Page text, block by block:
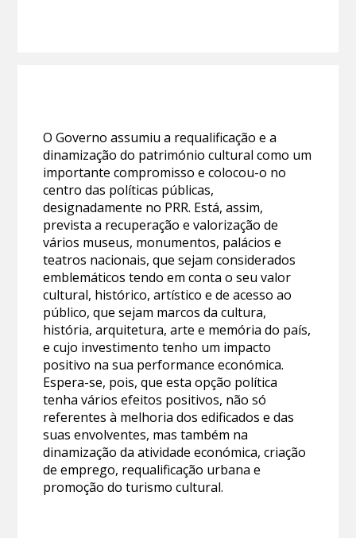
O Governo assumiu a requalificação e a
dinamização do património cultural como um
importante compromisso e colocou-o no
centro das políticas públicas,
designadamente no PRR. Está, assim,
prevista a recuperação e valorização de
vários museus, monumentos, palácios e
teatros nacionais, que sejam considerados
emblemáticos tendo em conta o seu valor
cultural, histórico, artístico e de acesso ao
público, que sejam marcos da cultura,
história, arquitetura, arte e memória do país,
e cujo investimento tenho um impacto
positivo na sua performance económica.
Espera-se, pois, que esta opção política
tenha vários efeitos positivos, não só
referentes à melhoria dos edificados e das
suas envolventes, mas também na
dinamização da atividade económica, criação
de emprego, requalificação urbana e
promoção do turismo cultural.